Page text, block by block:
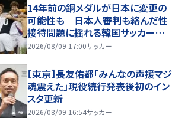
14年前の銅メダルが日本に変更の
可能性も 日本人審判も絡んだ性
接待問題に揺れる韓国サッカー
界 “五輪メダル剝奪”に危機感
2026/08/09 17:00サッカー
【東京】長友佑都「みんなの声援マジ
魂震えた」現役続行発表後初のイン
スタ更新
2026/08/09 16:54サッカー